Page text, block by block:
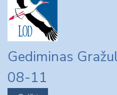
content
Gediminas
08-11